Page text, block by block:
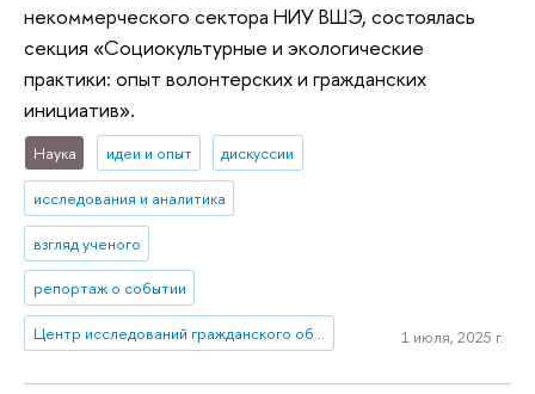
некоммерческого сектора НИУ ВШЭ, состоялась
секция «Социокультурные и экологические
практики: опыт волонтерских и гражданских
инициатив».
Наука идеи и опыт дискуссии
исследования и аналитика
взгляд ученого
репортаж о событии
Центр исследований гражданского общества и некоммерческого сектора 1 июля, 2025 г.